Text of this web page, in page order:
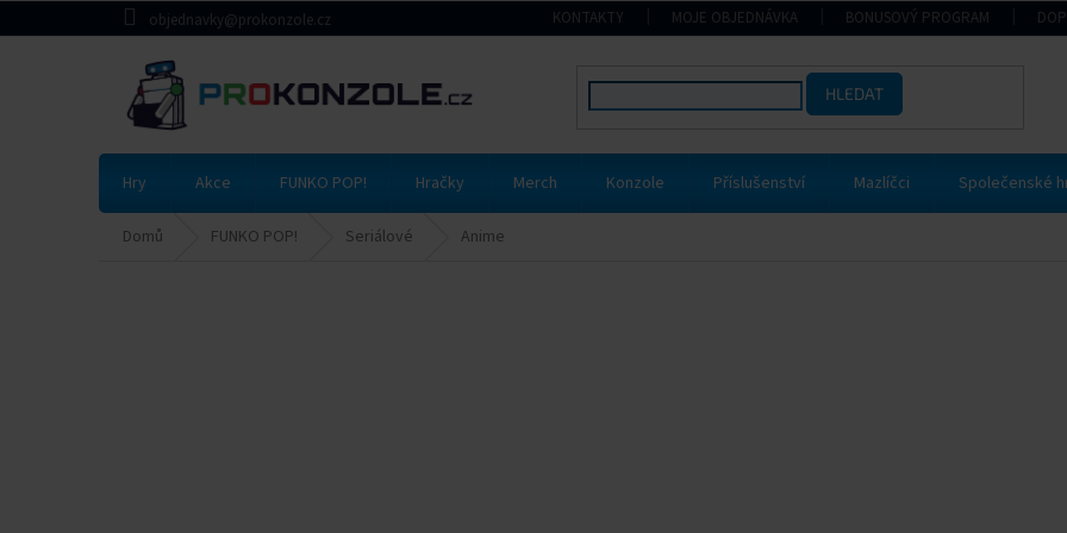
na
objednavky@prokonzole.cz KONTAKTY MOJE OBJEDNÁVKA BONUSOVÝ PROGRAM
HLEDAT
Hry Akce FUNKO POP! Hračky Merch Konzole Příslušenství Mazlíčci Společenské
Domů FUNKO POP! Seriálové Anime